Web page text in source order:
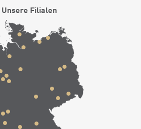
Unsere Filialen